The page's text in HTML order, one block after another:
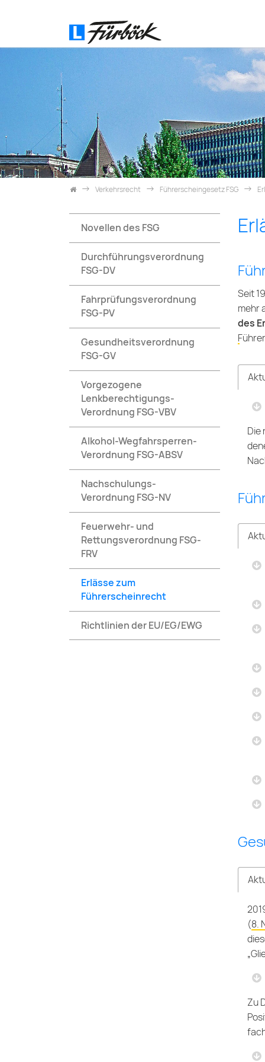
Verkehrsrecht Führerscheingesetz FSG
Seit
mehr
des
Die
(8.
Zu
Novellen des FSG
Durchführungsverordnung
FSG-DV
Fahrprüfungsverordnung
FSG-PV
Gesundheitsverordnung
FSG-GV
Vorgezogene
Lenkberechtigungs-
Verordnung FSG-VBV
Alkohol-Wegfahrsperren-
Verordnung FSG-ABSV
Nachschulungs-
Verordnung FSG-NV
Feuerwehr- und
Rettungsverordnung FSG-
FRV
Erlässe zum
Führerscheinrecht
Richtlinien der EU/EG/EWG